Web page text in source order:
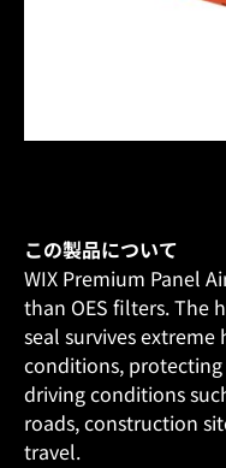
この製品について
WIX Premium Panel
than OES filters. The
seal survives
conditions,
driving conditions
roads, construction
travel.